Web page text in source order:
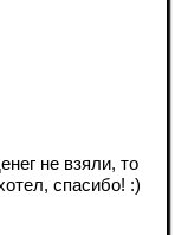
не взяли, то
спасибо! :)